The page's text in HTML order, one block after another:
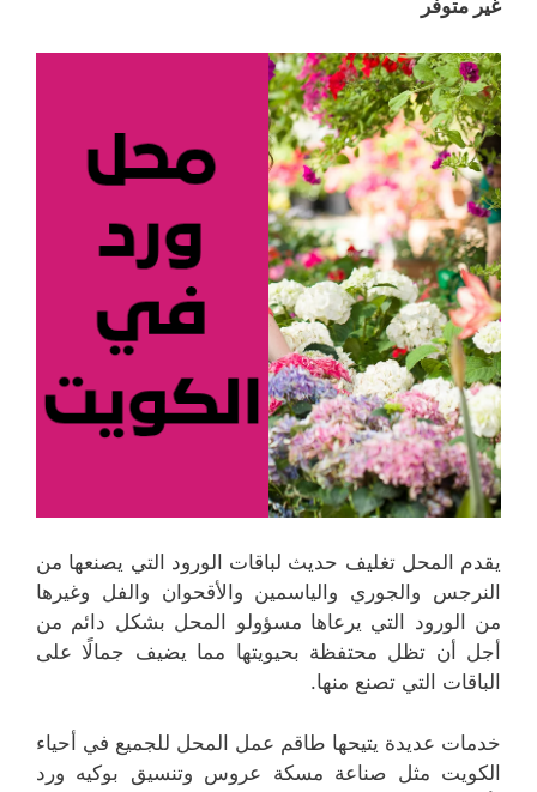
غير متوفر
يقدم المحل تغليف حديث لباقات الورود التي يصنعها من
النرجس والجوري والياسمين والأقحوان والفل وغيرها
من الورود التي يرعاها مسؤولو المحل بشكل دائم من
أجل أن تظل محتفظة بحيويتها مما يضيف جمالًا على
الباقات التي تصنع منها.
خدمات عديدة يتيحها طاقم عمل المحل للجميع في أحياء
الكويت مثل صناعة مسكة عروس وتنسيق بوكيه ورد